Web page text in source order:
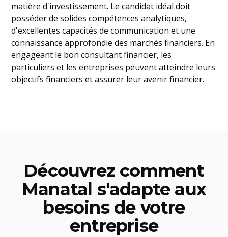
matière d'investissement. Le candidat idéal doit
posséder de solides compétences analytiques,
d'excellentes capacités de communication et une
connaissance approfondie des marchés financiers. En
engageant le bon consultant financier, les
particuliers et les entreprises peuvent atteindre leurs
objectifs financiers et assurer leur avenir financier.
Découvrez comment
Manatal s'adapte aux
besoins de votre
entreprise